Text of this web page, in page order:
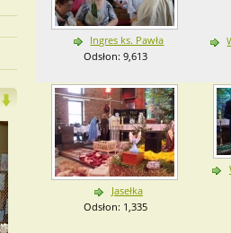
Ingres ks. Pawła
Odsłon: 9,613
Jasełka
Odsłon: 1,335